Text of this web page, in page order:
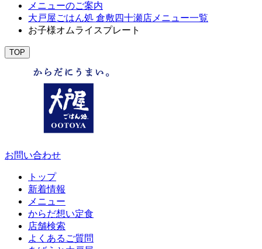
メニューのご案内
大戸屋ごはん処 倉敷四十瀬店メニュー一覧
お子様オムライスプレート
TOP
お問い合わせ
トップ
新着情報
メニュー
からだ想い定食
店舗検索
よくあるご質問